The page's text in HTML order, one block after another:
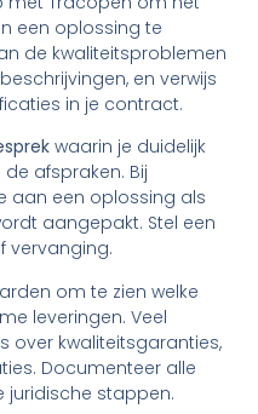
een oplossing te
de kwaliteitsproblemen
en verwijs
in je contract.
waarin je duidelijk
afspraken. Bij
aan een oplossing als
aangepakt. Stel een
vervanging.
om te zien welke
leveringen. Veel
over kwaliteitsgaranties,
Documenteer alle
stappen.